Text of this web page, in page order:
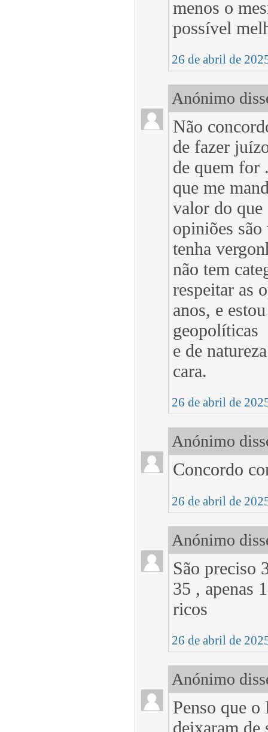
menos o
possível
26 de abril de
Anónimo
Não
de fazer
de quem for
que me
valor do que
opiniões
tenha
não tem
respeitar as
anos, e
geopolíticas
e de
cara.
26 de abril de
Anónimo
Concordo
26 de abril de
Anónimo
São preciso
35 , apenas
ricos
26 de abril de
Anónimo
Penso que
deixaram de